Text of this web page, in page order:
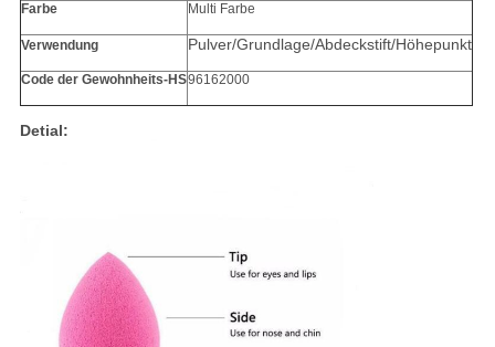
Farbe Multi Farbe
Verwendung Pulver/Grundlage/Abdeckstift/Höhepunkt
Code der Gewohnheits-HS96162000
Detial: